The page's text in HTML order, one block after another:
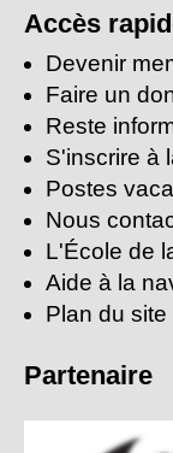
clés:
Accès
Devenir
Faire un
Reste
S'inscrire à
Postes
Nous
L'École de
Aide à la
Plan du site
Partenaire